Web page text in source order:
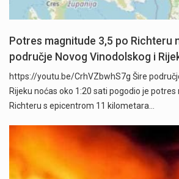
Potres magnitude 3,5 po Richteru
područje Novog Vinodolskog i
https://youtu.be/CrhVZbwhS7g Šire
Rijeku noćas oko 1:20 sati pogodio je
Richteru s epicentrom 11 kilometara…